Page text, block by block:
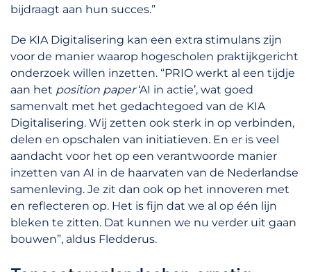
bijdraagt aan hun succes.”
De KIA Digitalisering kan een extra stimulans zijn
voor de manier waarop hogescholen praktijkgericht
onderzoek willen inzetten. “PRIO werkt al een tijdje
aan het position paper‘AI in actie’, wat goed
samenvalt met het gedachtegoed van de KIA
Digitalisering. Wij zetten ook sterk in op verbinden,
delen en opschalen van initiatieven. En er is veel
aandacht voor het op een verantwoorde manier
inzetten van AI in de haarvaten van de Nederlandse
samenleving. Je zit dan ook op het innoveren met
en reflecteren op. Het is fijn dat we al op één lijn
bleken te zitten. Dat kunnen we nu verder uit gaan
bouwen”, aldus Fledderus.